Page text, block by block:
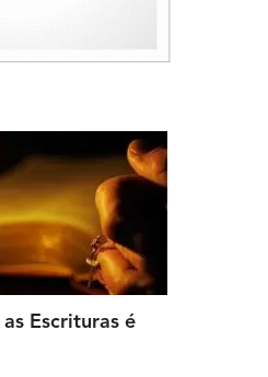
Escrituras é